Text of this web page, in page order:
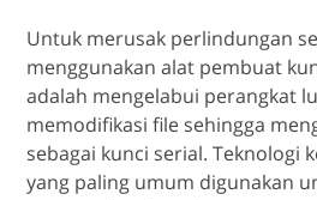
Untuk merusak perlindungan
menggunakan alat pembuat
adalah mengelabui perangkat
memodifikasi file sehingga
sebagai kunci serial. Teknologi
yang paling umum digunakan